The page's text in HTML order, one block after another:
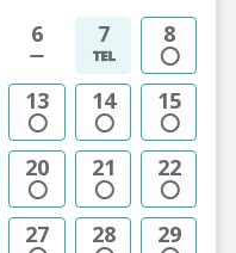
6 7 8
13 14 15
20 21 22
27 28 29